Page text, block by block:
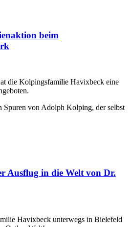
beim
die Kolpingsfamilie Havixbeck eine
Spuren von Adolph Kolping, der selbst
Ausflug in die Welt von Dr.
Havixbeck unterwegs in Bielefeld